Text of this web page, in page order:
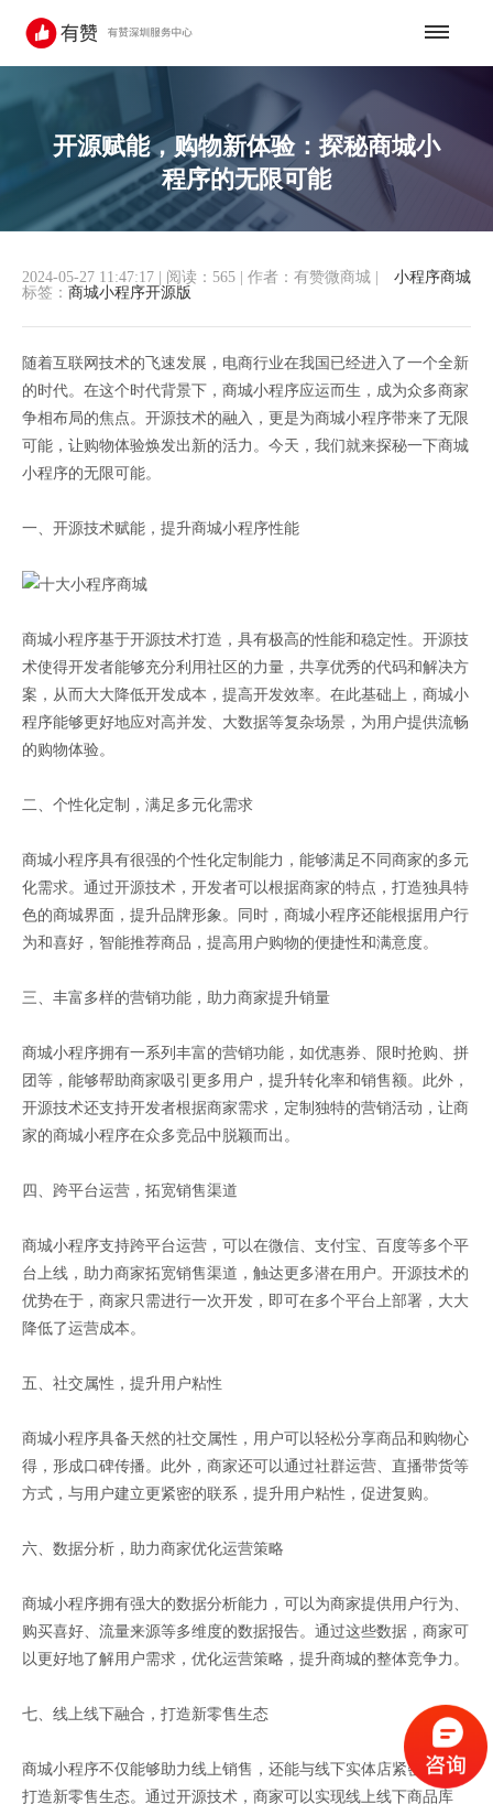
开源赋能，购物新体验：探秘商城小
程序的无限可能
小程序商城
2024-05-27 11:47:17 阅读：565 作者：有赞微商城
标签： 商城小程序开源版
随着互联网技术的飞速发展，电商行业在我国已经进入了一个全新
的时代。在这个时代背景下，商城小程序应运而生，成为众多商家
争相布局的焦点。开源技术的融入，更是为商城小程序带来了无限
可能，让购物体验焕发出新的活力。今天，我们就来探秘一下商城
小程序的无限可能。
一、开源技术赋能，提升商城小程序性能
商城小程序基于开源技术打造，具有极高的性能和稳定性。开源技
术使得开发者能够充分利用社区的力量，共享优秀的代码和解决方
案，从而大大降低开发成本，提高开发效率。在此基础上，商城小
程序能够更好地应对高并发、大数据等复杂场景，为用户提供流畅
的购物体验。
二、个性化定制，满足多元化需求
商城小程序具有很强的个性化定制能力，能够满足不同商家的多元
化需求。通过开源技术，开发者可以根据商家的特点，打造独具特
色的商城界面，提升品牌形象。同时，商城小程序还能根据用户行
为和喜好，智能推荐商品，提高用户购物的便捷性和满意度。
三、丰富多样的营销功能，助力商家提升销量
商城小程序拥有一系列丰富的营销功能，如优惠券、限时抢购、拼
团等，能够帮助商家吸引更多用户，提升转化率和销售额。此外，
开源技术还支持开发者根据商家需求，定制独特的营销活动，让商
家的商城小程序在众多竞品中脱颖而出。
四、跨平台运营，拓宽销售渠道
商城小程序支持跨平台运营，可以在微信、支付宝、百度等多个平
台上线，助力商家拓宽销售渠道，触达更多潜在用户。开源技术的
优势在于，商家只需进行一次开发，即可在多个平台上部署，大大
降低了运营成本。
五、社交属性，提升用户粘性
商城小程序具备天然的社交属性，用户可以轻松分享商品和购物心
得，形成口碑传播。此外，商家还可以通过社群运营、直播带货等
方式，与用户建立更紧密的联系，提升用户粘性，促进复购。
六、数据分析，助力商家优化运营策略
商城小程序拥有强大的数据分析能力，可以为商家提供用户行为、
购买喜好、流量来源等多维度的数据报告。通过这些数据，商家可
以更好地了解用户需求，优化运营策略，提升商城的整体竞争力。
七、线上线下融合，打造新零售生态
商城小程序不仅能够助力线上销售，还能与线下实体店紧密结合，
打造新零售生态。通过开源技术，商家可以实现线上线下商品库